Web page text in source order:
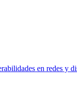
en redes y